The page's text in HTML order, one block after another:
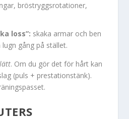
bröstryggsrotationer,
loss”: skaka armar och ben
gång på stället.
lätt. Om du gör det för hårt kan
(puls + prestationstänk).